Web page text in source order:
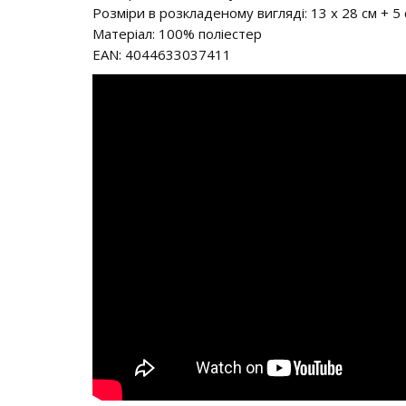
Розміри в розкладеному вигляді: 13 х 28 см + 5
Матеріал: 100% поліестер
EAN: 4044633037411